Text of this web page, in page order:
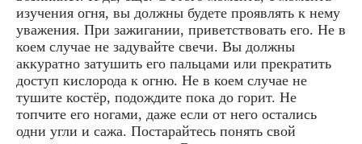
изучения огня, вы должны будете проявлять к нему
уважения. При зажигании, приветствовать его. Не в
коем случае не задувайте свечи. Вы должны
аккуратно затушить его пальцами или прекратить
доступ кислорода к огню. Не в коем случае не
тушите костёр, подождите пока до горит. Не
топчите его ногами, даже если от него остались
одни угли и сажа. Постарайтесь понять свой